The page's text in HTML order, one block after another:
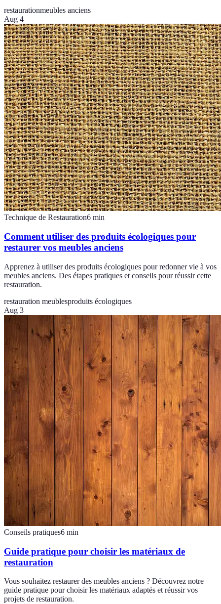
restaurationmeubles anciens
Aug 4
Technique de Restauration6 min
Comment utiliser des produits écologiques pour
restaurer vos meubles anciens
Apprenez à utiliser des produits écologiques pour redonner vie à vos
meubles anciens. Des étapes pratiques et conseils pour réussir cette
restauration.
restauration meublesproduits écologiques
Aug 3
Conseils pratiques6 min
Guide pratique pour choisir les matériaux de
restauration
Vous souhaitez restaurer des meubles anciens ? Découvrez notre
guide pratique pour choisir les matériaux adaptés et réussir vos
projets de restauration.